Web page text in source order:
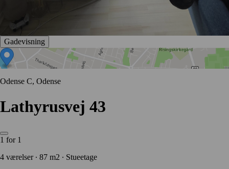
Gadevisning
Odense C, Odense
Lathyrusvej 43
1 for 1
4 værelser ∙ 87 m2 ∙ Stueetage